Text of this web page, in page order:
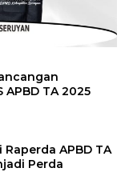
APBD TA 2025
Raperda APBD TA
Perda